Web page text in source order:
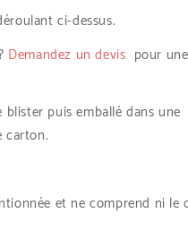
ci-dessus.
Demandez un devis pour une
puis emballé dans une
carton.
et ne comprend ni le